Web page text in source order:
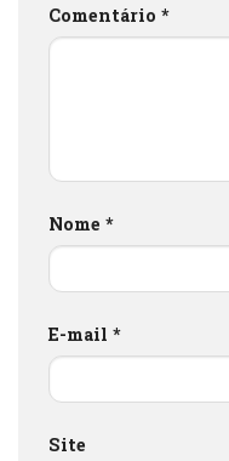
Comentário *
Nome *
E-mail *
Site